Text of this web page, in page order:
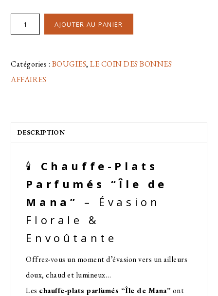
AJOUTER AU PANIER
Catégories : BOUGIES,LE COIN DES BONNES
AFFAIRES
DESCRIPTION
🕯️ Chauffe-Plats
Parfumés “Île de
Mana”
– Évasion
Florale &
Envoûtante
Offrez-vous un moment d’évasion vers un ailleurs
doux, chaud et lumineux…
Les chauffe-plats parfumés “Île de Mana” ont